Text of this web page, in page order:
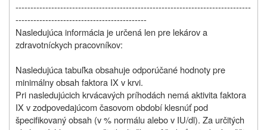
-------------------------------------------------------------------------------
--------------------------------------------
Nasledujúca informácia je určená len pre lekárov a
zdravotníckych pracovníkov:
Nasledujúca tabuľka obsahuje odporúčané hodnoty pre
minimálny obsah faktora IX v krvi.
Pri nasledujúcich krvácavých príhodách nemá aktivita faktora
IX v zodpovedajúcom časovom období klesnúť pod
špecifikovaný obsah (v % normálu alebo v IU/dl). Za určitých